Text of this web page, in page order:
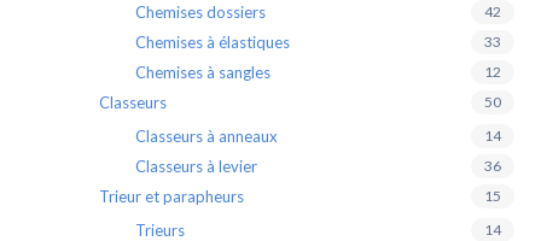
Chemises dossiers 42
Chemises à élastiques 33
Chemises à sangles 12
Classeurs 50
Classeurs à anneaux 14
Classeurs à levier 36
Trieur et parapheurs 15
Trieurs 14